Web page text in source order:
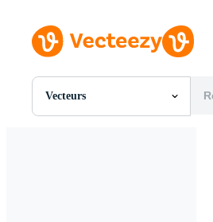
Vecteurs
Toutes Images